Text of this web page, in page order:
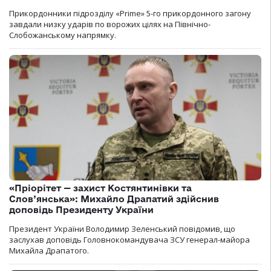
Прикордонники підрозділу «Prime» 5-го прикордонного загону
завдали низку ударів по ворожих цілях на Північно-
Слобожанському напрямку.
«Пріорітет — захист Костянтинівки та
Слов’янська»: Михайло Драпатий здійснив
доповідь Президенту України
Президент України Володимир Зеленський повідомив, що
заслухав доповідь Головнокомандувача ЗСУ генерал-майора
Михайла Драпатого.